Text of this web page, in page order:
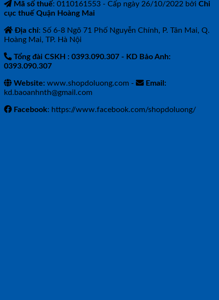
Mã số thuế: 0110161553 - Cấp ngày 26/10/2022 bởi Chi
cục thuế Quận Hoàng Mai
Địa chỉ: Số 6-8 Ngõ 71 Phố Nguyễn Chính, P. Tân Mai, Q.
Hoàng Mai, TP. Hà Nội
Tổng đài CSKH : 0393.090.307 - KD Bảo Anh:
0393.090.307
Website: www.shopdoluong.com -
Email:
kd.baoanhnth@gmail.com
Facebook: https://www.facebook.com/shopdoluong/